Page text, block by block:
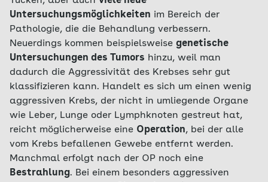
Untersuchungsmöglichkeiten im Bereich der
Pathologie, die die Behandlung verbessern.
Neuerdings kommen beispielsweise genetische
Untersuchungen des Tumors hinzu, weil man
dadurch die Aggressivität des Krebses sehr gut
klassifizieren kann. Handelt es sich um einen wenig
aggressiven Krebs, der nicht in umliegende Organe
wie Leber, Lunge oder Lymphknoten gestreut hat,
reicht möglicherweise eine Operation, bei der alle
vom Krebs befallenen Gewebe entfernt werden.
Manchmal erfolgt nach der OP noch eine
Bestrahlung. Bei einem besonders aggressiven